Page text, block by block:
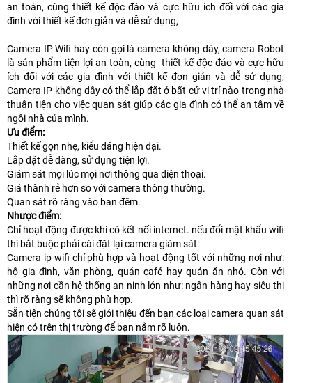
an toàn, cùng thiết kế độc đáo và cực hữu ích đối với các gia
đình với thiết kế đơn giản và dễ sử dụng,
Camera IP Wifi hay còn gọi là camera không dây, camera Robot
là sản phẩm tiện lợi an toàn, cùng thiết kế độc đáo và cực hữu
ích đối với các gia đình với thiết kế đơn giản và dễ sử dụng,
Camera IP không dây có thể lắp đặt ở bất cứ vị trí nào trong nhà
thuận tiện cho việc quan sát giúp các gia đình có thể an tâm về
ngôi nhà của mình.
Ưu điểm:
Thiết kế gọn nhẹ, kiểu dáng hiện đại.
Lắp đặt dễ dàng, sử dụng tiện lợi.
Giám sát mọi lúc mọi nơi thông qua điện thoại.
Giá thành rẻ hơn so với camera thông thường.
Quan sát rõ ràng vào ban đêm.
Nhược điểm:
Chỉ hoạt động được khi có kết nối internet. nếu đổi mật khẩu wifi
thì bắt buộc phải cài đặt lại camera giám sát
Camera ip wifi chỉ phù hợp và hoạt động tốt với những nơi như:
hộ gia đình, văn phòng, quán café hay quán ăn nhỏ. Còn với
những nơi cần hệ thống an ninh lớn như: ngân hàng hay siêu thị
thì rõ ràng sẽ không phù hợp.
Sẵn tiện chúng tôi sẽ giới thiệu đến bạn các loại camera quan sát
hiện có trên thị trường để bạn nắm rõ luôn.